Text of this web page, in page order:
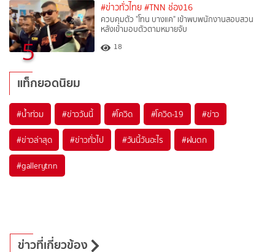
5
#ข่าวทั่วไทย #TNN ช่อง16
ควบคุมตัว "โทน บางแค" เข้าพบพนักงานสอบสวน
หลังเข้ามอบตัวตามหมายจับ
18
แท็กยอดนิยม
#น้ำท่วม #ข่าววันนี้ #โควิด #โควิด-19 #ข่าว
#ข่าวล่าสุด #ข่าวทั่วไป #วันนี้วันอะไร #ฝนตก
#gallerytnn
ข่าวที่เกี่ยวข้อง